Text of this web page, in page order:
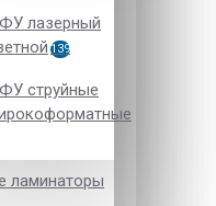
лазерный
139
струйные
ламинаторы